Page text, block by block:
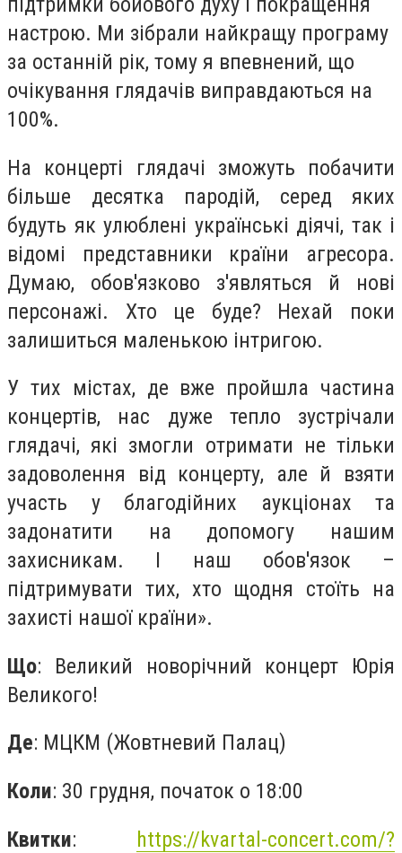
настрою. Ми зібрали найкращу програму
за останній рік, тому я впевнений, що
очікування глядачів виправдаються на
100%.
На концерті глядачі зможуть побачити
більше десятка пародій, серед яких
будуть як улюблені українські діячі, так і
відомі представники країни агресора.
Думаю, обов'язково з'являться й нові
персонажі. Хто це буде? Нехай поки
залишиться маленькою інтригою.
У тих містах, де вже пройшла частина
концертів, нас дуже тепло зустрічали
глядачі, які змогли отримати не тільки
задоволення від концерту, але й взяти
участь у благодійних аукціонах та
задонатити на допомогу нашим
захисникам. І наш обов'язок –
підтримувати тих, хто щодня стоїть на
захисті нашої країни».
Що: Великий новорічний концерт Юрія
Великого!
Де: МЦКМ (Жовтневий Палац)
Коли: 30 грудня, початок о 18:00
Квитки: https://kvartal-concert.com/?